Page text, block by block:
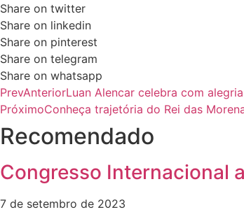
Share on twitter
Share on linkedin
Share on pinterest
Share on telegram
Share on whatsapp
PrevAnteriorLuan Alencar celebra com
PróximoConheça trajetória do Rei das
Recomendado
Congresso Internacional
7 de setembro de 2023